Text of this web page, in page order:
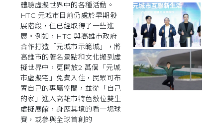
體驗虛擬世界中的各種活動。
HTC 元城市目前仍處於早期發
展階段，但已經取得了一些進
展。例如，HTC 與高雄市政府
合作打造「元城市示範城」，將
高雄市的著名景點和文化搬到虛
擬世界中，更開放2 萬個「元城
市虛擬宅」免費入住，民眾可布
置自己的專屬空間，並從「自己
的家」進入高雄市特色數位雙生
虛擬展館，身歷其境的看一場球
賽，或參與全球首創的